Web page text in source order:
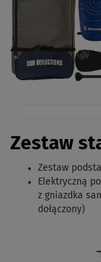
Zestaw
Zestaw
Elektryczną
z gniazdka
dołączony)